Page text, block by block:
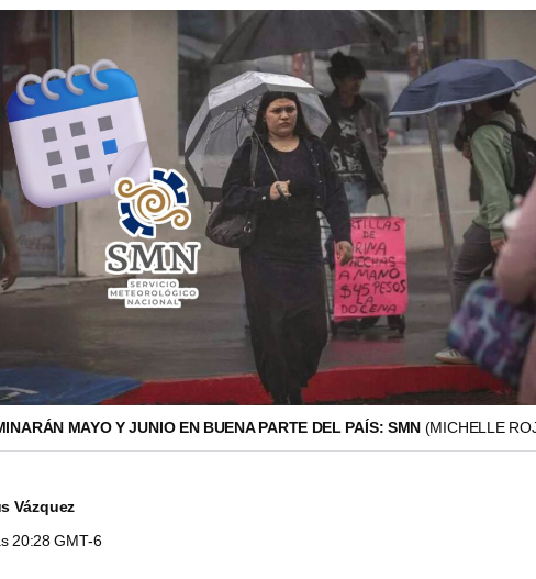
MAYO Y JUNIO EN BUENA PARTE DEL PAÍS: SMN (MICHELLE
Vázquez
20:28 GMT-6